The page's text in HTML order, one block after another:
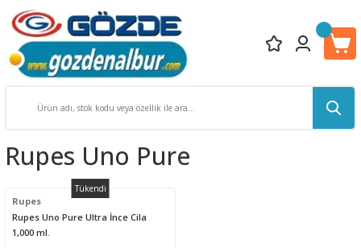
Rupes Uno Pure
Tükendi
Rupes
Rupes Uno Pure Ultra İnce Cila
1,000 ml.